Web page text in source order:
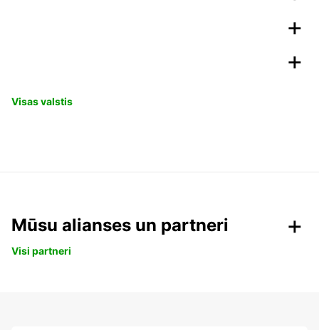
Visas valstis
Mūsu alianses un partneri
Visi partneri